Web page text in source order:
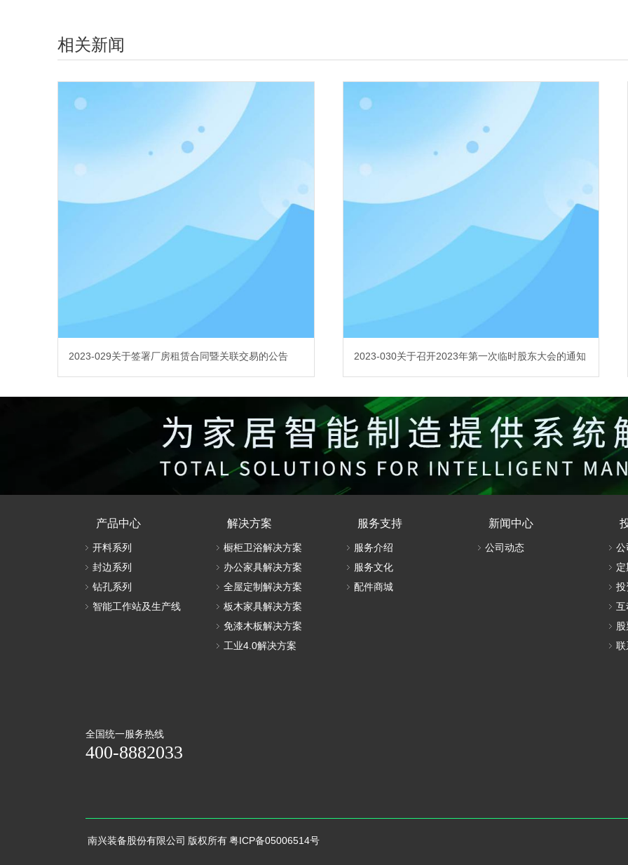
相关新闻
2023-029关于签署厂房租赁合同暨关联交易的公告 2023-030关于召开2023年第一次临时股东大会的通知
产品中心
开料系列
封边系列
钻孔系列
智能工作站及生产线
解决方案
橱柜卫浴解决方案
办公家具解决方案
全屋定制解决方案
板木家具解决方案
免漆木板解决方案
工业4.0解决方案
服务支持
服务介绍
服务文化
配件商城
新闻中心
公司动态
公
投
互
联
全国统一服务热线
400-8882033
南兴装备股份有限公司 版权所有粤ICP备05006514号